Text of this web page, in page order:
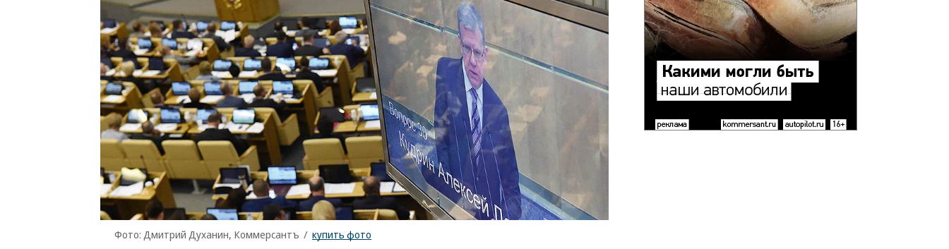
Фото: Дмитрий Духанин, Коммерсантъ / купить фото